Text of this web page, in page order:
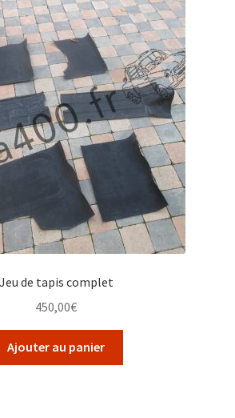
Jeu de tapis complet
450,00€
Ajouter au panier